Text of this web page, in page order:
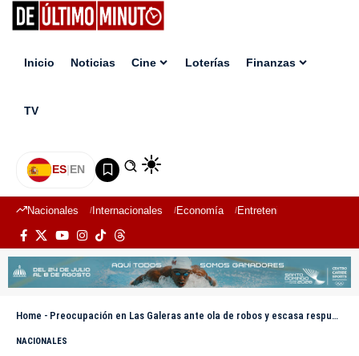
Inicio Noticias Cine Loterías Finanzas
TV
ES|EN
Nacionales Internacionales Economía Entretenimiento
Home - Preocupación en Las Galeras ante ola de robos y escasa respuesta policial
NACIONALES